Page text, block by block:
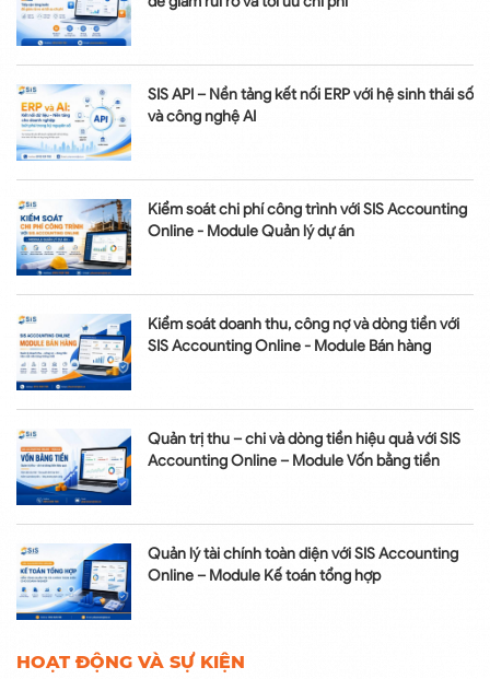
SIS API – Nền tảng kết nối ERP với hệ sinh thái số
và công nghệ AI
Kiểm soát chi phí công trình với SIS Accounting
Online - Module Quản lý dự án
Kiểm soát doanh thu, công nợ và dòng tiền với
SIS Accounting Online - Module Bán hàng
Quản trị thu – chi và dòng tiền hiệu quả với SIS
Accounting Online – Module Vốn bằng tiền
Quản lý tài chính toàn diện với SIS Accounting
Online – Module Kế toán tổng hợp
HOẠT ĐỘNG VÀ SỰ KIỆN